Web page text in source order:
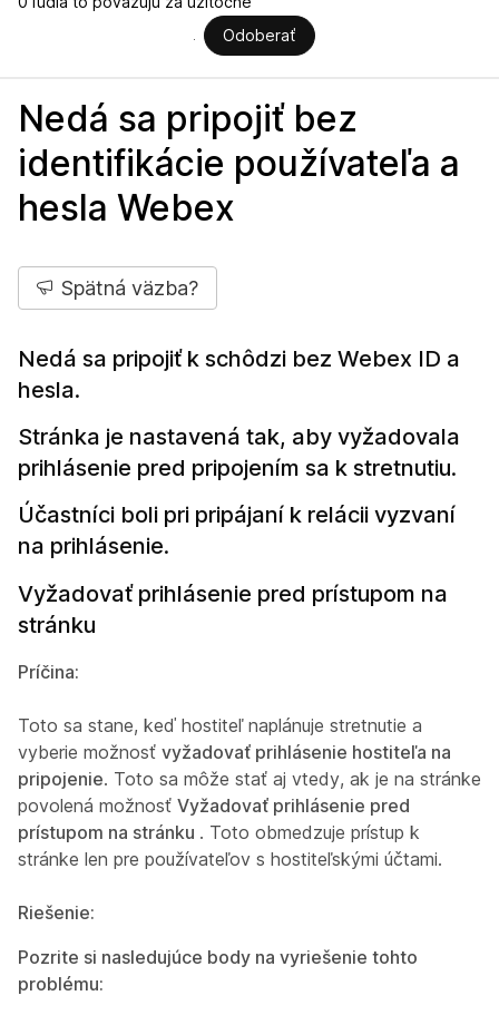
Odoberať
Nedá sa pripojiť bez
identifikácie používateľa a
hesla Webex
Spätná väzba?
Nedá sa pripojiť k schôdzi bez Webex ID a
hesla.
Stránka je nastavená tak, aby vyžadovala
prihlásenie pred pripojením sa k stretnutiu.
Účastníci boli pri pripájaní k relácii vyzvaní
na prihlásenie.
Vyžadovať prihlásenie pred prístupom na
stránku
Príčina:
Toto sa stane, keď hostiteľ naplánuje stretnutie a
vyberie možnosť vyžadovať prihlásenie hostiteľa na
pripojenie. Toto sa môže stať aj vtedy, ak je na stránke
povolená možnosť Vyžadovať prihlásenie pred
prístupom na stránku . Toto obmedzuje prístup k
stránke len pre používateľov s hostiteľskými účtami.
Riešenie:
Pozrite si nasledujúce body na vyriešenie tohto
problému: